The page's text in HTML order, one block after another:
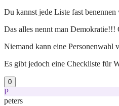
Du kannst jede Liste fast
Das alles nennt man
Niemand kann eine Personenwahl
Es gibt jedoch eine Checkliste für
0
P
peters